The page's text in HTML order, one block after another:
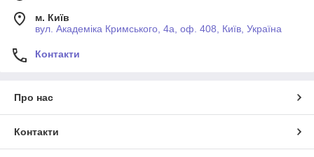
м. Київ
вул. Академіка Кримського, 4а, оф. 408, Київ, Україна
Контакти
Про нас
Контакти